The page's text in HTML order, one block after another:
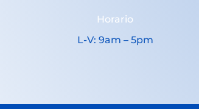
Horario
L-V: 9am – 5pm